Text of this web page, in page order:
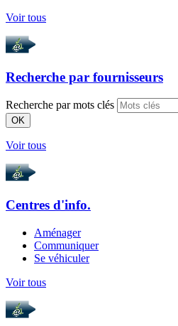
Voir tous
Recherche par fournisseurs
Recherche par mots clés
OK
Voir tous
Centres d'info.
Aménager
Communiquer
Se véhiculer
Voir tous